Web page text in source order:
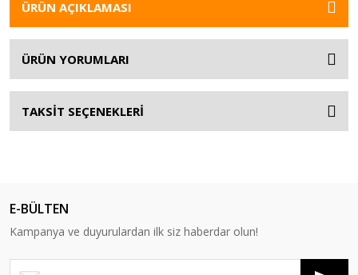
ÜRÜN AÇIKLAMASI
ÜRÜN YORUMLARI
TAKSİT SEÇENEKLERİ
E-BÜLTEN
Kampanya ve duyurulardan ilk siz haberdar olun!